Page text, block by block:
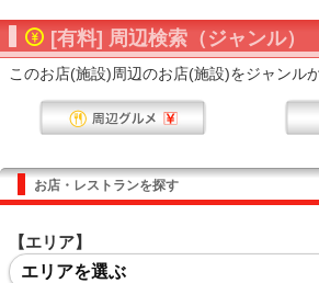
[有料] 周辺検索（ジャンル）
このお店(施設)周辺のお店(施設)をジャンル
お店・レストランを探す
【エリア】
エリアを選ぶ